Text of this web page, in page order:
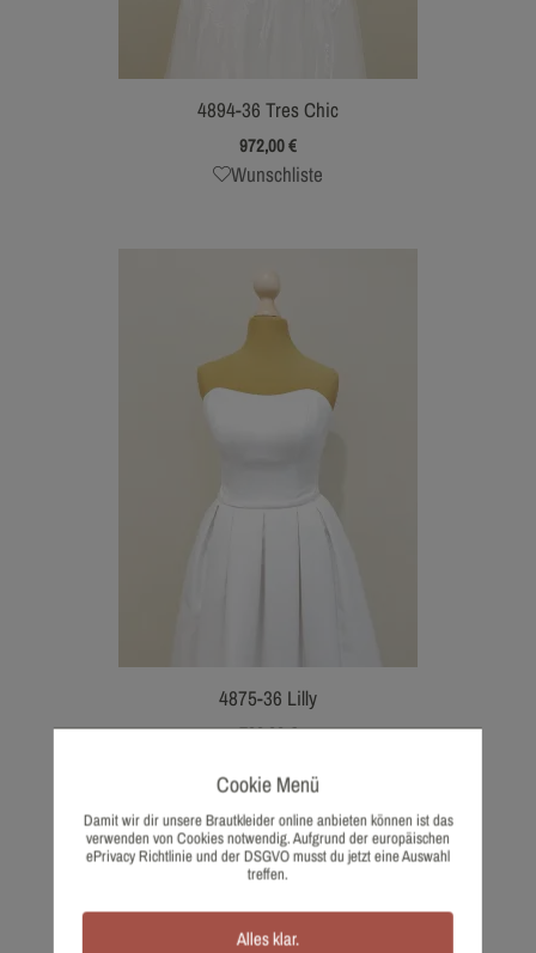
4894-36 Tres Chic
972,00€
Wunschliste
4875-36 Lilly
799,00€
Cookie Menü
Damit wir dir unsere Brautkleider online anbieten können ist das
verwenden von Cookies notwendig. Aufgrund der europäischen
ePrivacy Richtlinie und der DSGVO musst du jetzt eine Auswahl
treffen.
Alles klar.